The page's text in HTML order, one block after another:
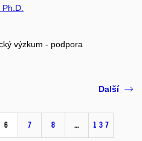
výzkum - podpora
6 7 8 … 137
Další